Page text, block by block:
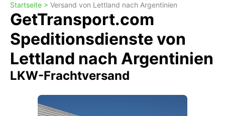
Startseite > Versand von Lettland nach Argentinien
GetTransport.com
Speditionsdienste von
Lettland nach Argentinien
LKW-Frachtversand